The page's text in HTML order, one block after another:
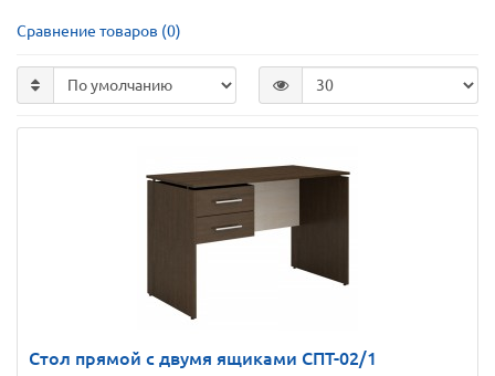
Сравнение товаров (0)
Стол прямой с двумя ящиками СПТ-02/1